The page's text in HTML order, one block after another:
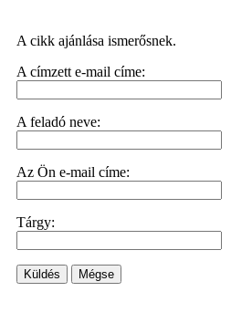
A cikk ajánlása ismerősnek.
A címzett e-mail címe:
A feladó neve:
Az Ön e-mail címe:
Tárgy:
Küldés Mégse